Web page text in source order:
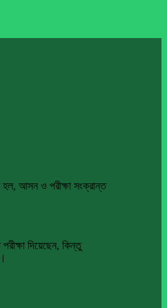
হল, আসন ও পরীক্ষা সংক্রান্ত
দিয়েছেন, কিন্তু